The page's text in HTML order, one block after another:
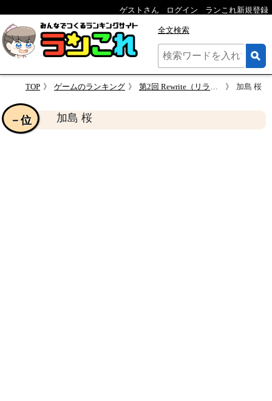
ゲストさん ログイン ランこれ新規登録
全文検索
TOP ゲームのランキング 第2回 Rewrite（リライト）人気キャラクターランキング 加島 桜
加島 桜
－位